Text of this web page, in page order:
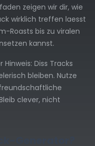
zeigen wir dir, wie
wirklich treffen laesst
Roasts bis zu viralen
kannst.
Diss Tracks
bleiben. Nutze
clever, nicht